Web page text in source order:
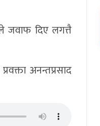
जवाफ दिए लगत्तै
अनन्तप्रसाद